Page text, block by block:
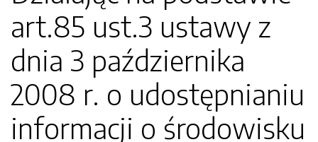
art.85 ust.3 ustawy z
dnia 3 października
2008 r. o udostępnianiu
informacji o środowisku